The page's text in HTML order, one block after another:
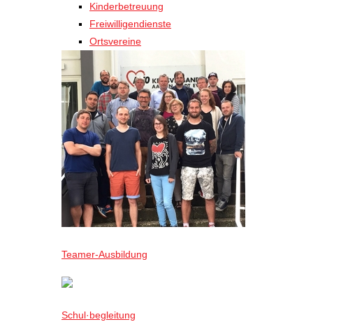
Kinderbetreuung
Freiwilligendienste
Ortsvereine
Teamer-Ausbildung
Schul·begleitung